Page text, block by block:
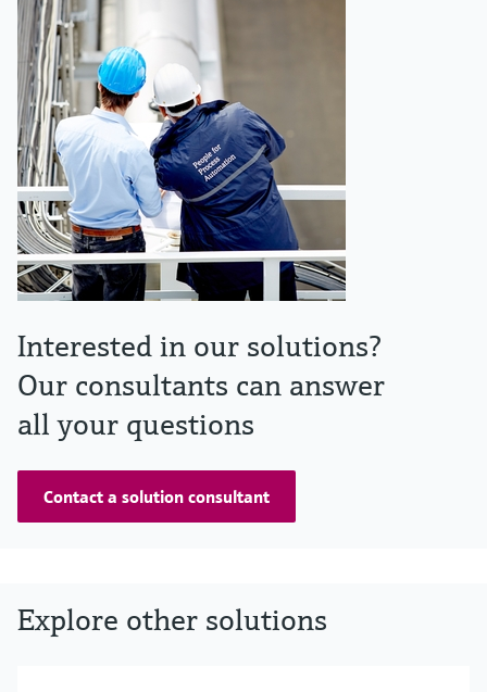
Interested in our solutions?
Our consultants can answer
all your questions
Contact a solution consultant
Explore other solutions